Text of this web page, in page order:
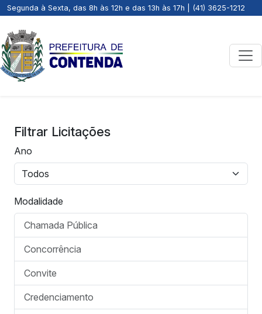
Segunda à Sexta, das 8h às 12h e das 13h às 17h | (41) 3625-1212
Filtrar Licitações
Ano
Modalidade
Chamada Pública
Concorrência
Convite
Credenciamento